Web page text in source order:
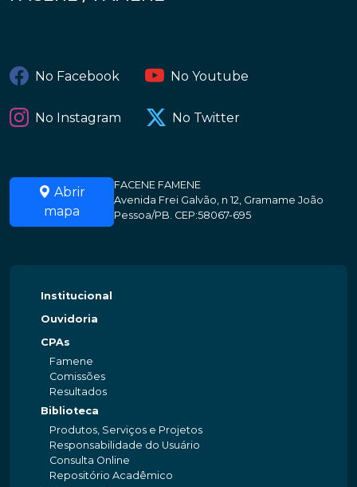
No Facebook No Youtube
No Instagram No Twitter
Abrir
mapa
FACENE FAMENE
Avenida Frei Galvão, n 12, Gramame João
Pessoa/PB. CEP:58067-695
Institucional
Ouvidoria
CPAs
Famene
Comissões
Resultados
Biblioteca
Produtos, Serviços e Projetos
Responsabilidade do Usuário
Consulta Online
Repositório Acadêmico